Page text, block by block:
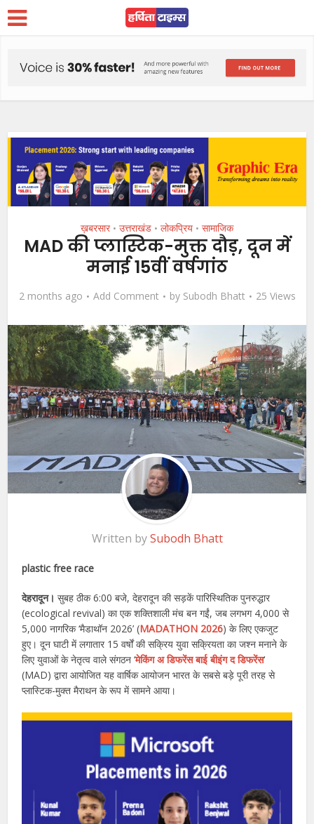
ख़बरसार • उत्तराखंड • लोकप्रिय • सामाजिक
MAD की प्लास्टिक-मुक्त दौड़, दून में
मनाई 15वीं वर्षगांठ
2 months ago Add Comment by Subodh Bhatt 25 Views
Written bySubodh Bhatt
plastic free race
देहरादून।सुबह ठीक 6:00 बजे, देहरादून की सड़कें पारिस्थितिक पुनरुद्धार
(ecological revival) का एक शक्तिशाली मंच बन गईं, जब लगभग 4,000 से
5,000 नागरिक ‘मैडाथॉन 2026’ (MADATHON 2026) के लिए एकजुट
हुए। दून घाटी में लगातार 15 वर्षों की सक्रिय युवा सक्रियता का जश्न मनाने के
लिए युवाओं के नेतृत्व वाले संगठन ‘मेकिंग अ डिफरेंस बाई बीइंग द डिफरेंस‘
(MAD) द्वारा आयोजित यह वार्षिक आयोजन भारत के सबसे बड़े पूरी तरह से
प्लास्टिक-मुक्त मैराथन के रूप में सामने आया।